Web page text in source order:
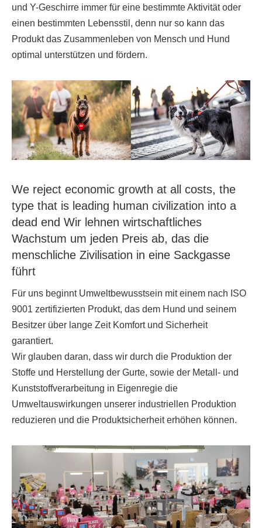
und Y-Geschirre immer für eine bestimmte Aktivität oder
einen bestimmten Lebensstil, denn nur so kann das
Produkt das Zusammenleben von Mensch und Hund
optimal unterstützen und fördern.
We reject economic growth at all costs, the
type that is leading human civilization into a
dead end Wir lehnen wirtschaftliches
Wachstum um jeden Preis ab, das die
menschliche Zivilisation in eine Sackgasse
führt
Für uns beginnt Umweltbewusstsein mit einem nach ISO
9001 zertifizierten Produkt, das dem Hund und seinem
Besitzer über lange Zeit Komfort und Sicherheit
garantiert.
Wir glauben daran, dass wir durch die Produktion der
Stoffe und Herstellung der Gurte, sowie der Metall- und
Kunststoffverarbeitung in Eigenregie die
Umweltauswirkungen unserer industriellen Produktion
reduzieren und die Produktsicherheit erhöhen können.